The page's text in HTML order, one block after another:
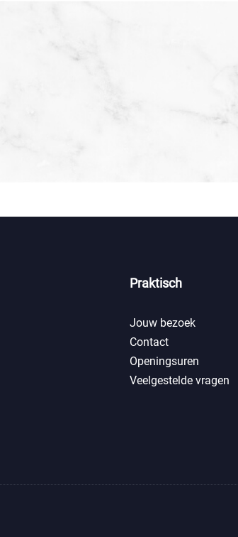
Praktisch
Jouw bezoek
Contact
Openingsuren
Veelgestelde vragen